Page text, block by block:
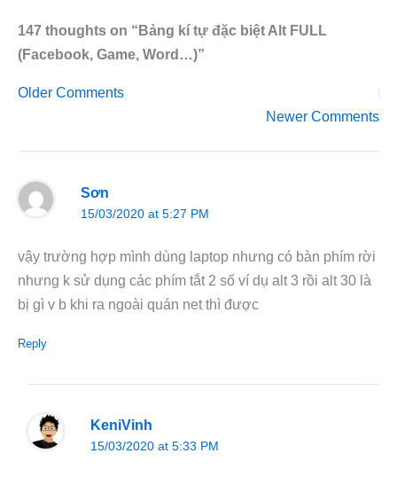
147 thoughts on “Bảng kí tự đặc biệt Alt FULL
(Facebook, Game, Word…)”
Older Comments
Newer Comments
Sơn
15/03/2020 at 5:27 PM
vậy trường hợp mình dùng laptop nhưng có bàn phím rời
nhưng k sử dụng các phím tắt 2 số ví dụ alt 3 rồi alt 30 là
bị gì v b khi ra ngoài quán net thì được
Reply
KeniVinh
15/03/2020 at 5:33 PM